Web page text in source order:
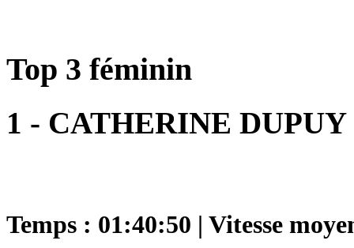
Top 3 féminin
1 - CATHERINE DUPUY
Temps : 01:40:50 | Vitesse